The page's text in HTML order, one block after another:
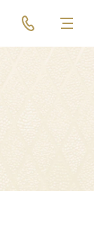
Pre
header
menu